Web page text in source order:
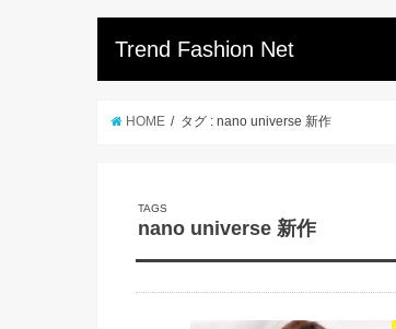
Trend Fashion Net
HOME タグ : nano universe 新作
nano universe 新作